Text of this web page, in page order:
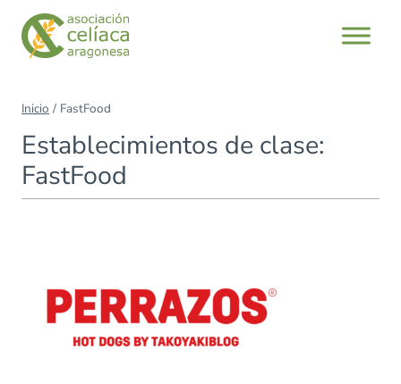
Saltar
contenido
Inicio / FastFood
Establecimientos de clase:
FastFood